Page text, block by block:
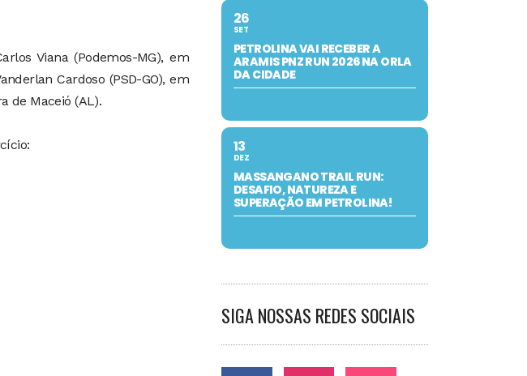
Viana (Podemos-MG), em
Cardoso (PSD-GO), em
de Maceió (AL).
26
SET
PETROLINA VAI RECEBER A
ARAMIS PNZ RUN 2026 NA ORLA
DA CIDADE
13
DEZ
MASSANGANO TRAIL RUN:
DESAFIO, NATUREZA E
SUPERAÇÃO EM PETROLINA!
SIGA NOSSAS REDES SOCIAIS